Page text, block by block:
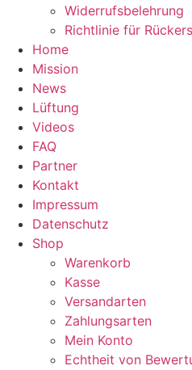
Widerrufsbelehrung
Richtlinie für
Home
Mission
News
Lüftung
Videos
FAQ
Partner
Kontakt
Impressum
Datenschutz
Shop
Warenkorb
Kasse
Versandarten
Zahlungsarten
Mein Konto
Echtheit von